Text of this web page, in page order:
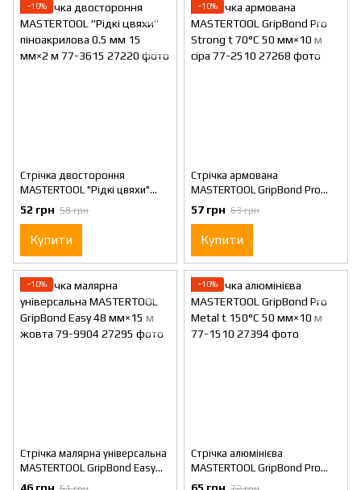
−10%
Стрічка двостороння
MASTERTOOL "Рідкі цвяхи"
піноакрилова 0.5 мм 15 мм×2
м 77-3615
52 грн 58 грн
Купити
−10%
Стрічка армована
MASTERTOOL GripBond Pro
Strong t 70°C 50 мм×10 м сіра
77-2510
57 грн 63 грн
Купити
−10%
Стрічка малярна універсальна
MASTERTOOL GripBond Easy
48 мм×15 м жовта 79-9904
−10%
Стрічка алюмінієва
MASTERTOOL GripBond Pro
Metal t 150°C 50 мм×10 м 77-